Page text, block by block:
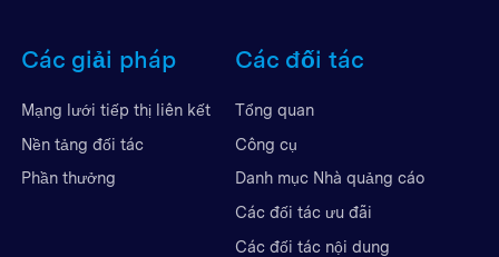
Các giải pháp
Mạng lưới tiếp thị liên kết
Nền tảng đối tác
Phần thưởng
Các đối tác
Tổng quan
Công cụ
Danh mục Nhà quảng cáo
Các đối tác ưu đãi
Các đối tác nội dung